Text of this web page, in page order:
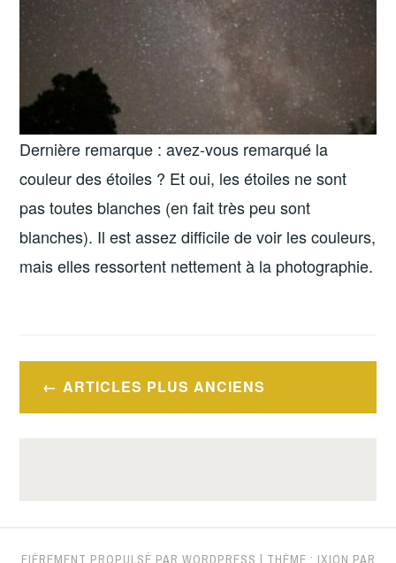
Dernière remarque : avez-vous remarqué la
couleur des étoiles ? Et oui, les étoiles ne sont
pas toutes blanches (en fait très peu sont
blanches). Il est assez difficile de voir les couleurs,
mais elles ressortent nettement à la photographie.
Navigation
des
ARTICLES PLUS ANCIENS
FIÈREMENT PROPULSÉ PAR WORDPRESS | THÈME : IXION PAR